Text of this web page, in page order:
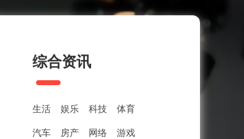
综合资讯
生活 娱乐 科技 体育
汽车 房产 网络 游戏